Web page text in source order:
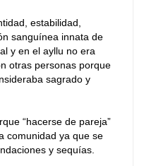
estabilidad,
sanguínea innata de
y en el ayllu no era
otras personas porque
sagrado y
“hacerse de pareja”
comunidad ya que se
y sequías.